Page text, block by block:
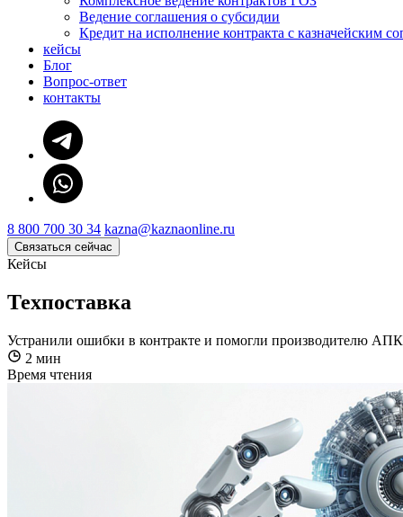
Ведение соглашения о субсидии
Кредит на исполнение контракта с казначейским
кейсы
Блог
Вопрос-ответ
контакты
8 800 700 30 34 kazna@kaznaonline.ru
Связаться сейчас
Кейсы
Техпоставка
Устранили ошибки в контракте и помогли производителю
2 мин
Время чтения